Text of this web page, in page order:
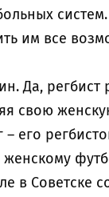
им все
Да, регбист
свою
его
в Советске